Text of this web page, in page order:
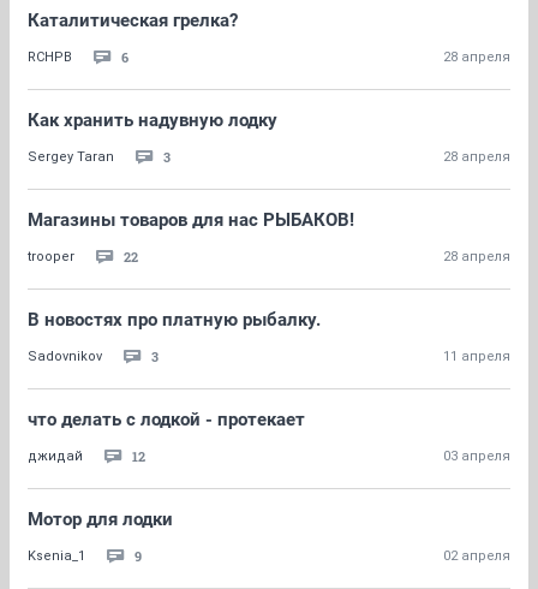
Каталитическая грелка?
RCHPB 6 28 апреля
Как хранить надувную лодку
Sergey Taran 3 28 апреля
Магазины товаров для нас РЫБАКОВ!
trooper 22 28 апреля
В новостях про платную рыбалку.
Sadovnikov 3 11 апреля
что делать с лодкой - протекает
джидай 12 03 апреля
Мотор для лодки
Ksenia_1 9 02 апреля